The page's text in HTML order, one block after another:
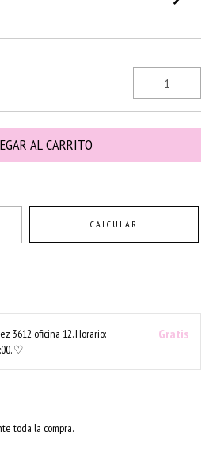
CALCULAR
3612 oficina 12. Horario:
♡
Gratis
toda la compra.